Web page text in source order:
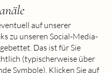
auf unserer
zu unseren Social-Media-
Das ist für Sie
(typischerweise über
Symbole). Klicken Sie auf